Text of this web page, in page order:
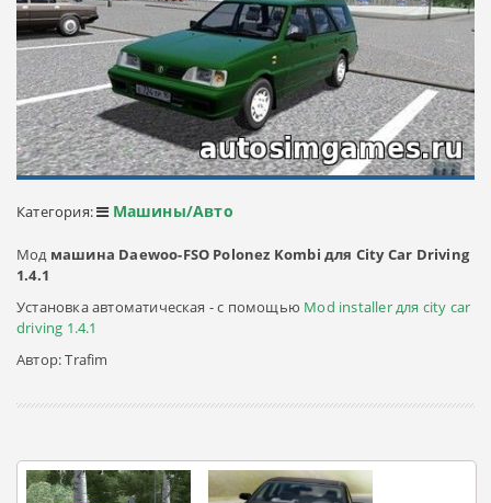
Категория: Машины/Авто
Мод машина Daewoo-FSO Polonez Kombi для City Car Driving
1.4.1
Установка автоматическая - с помощью Mod installer для city car
driving 1.4.1
Автор: Trafim